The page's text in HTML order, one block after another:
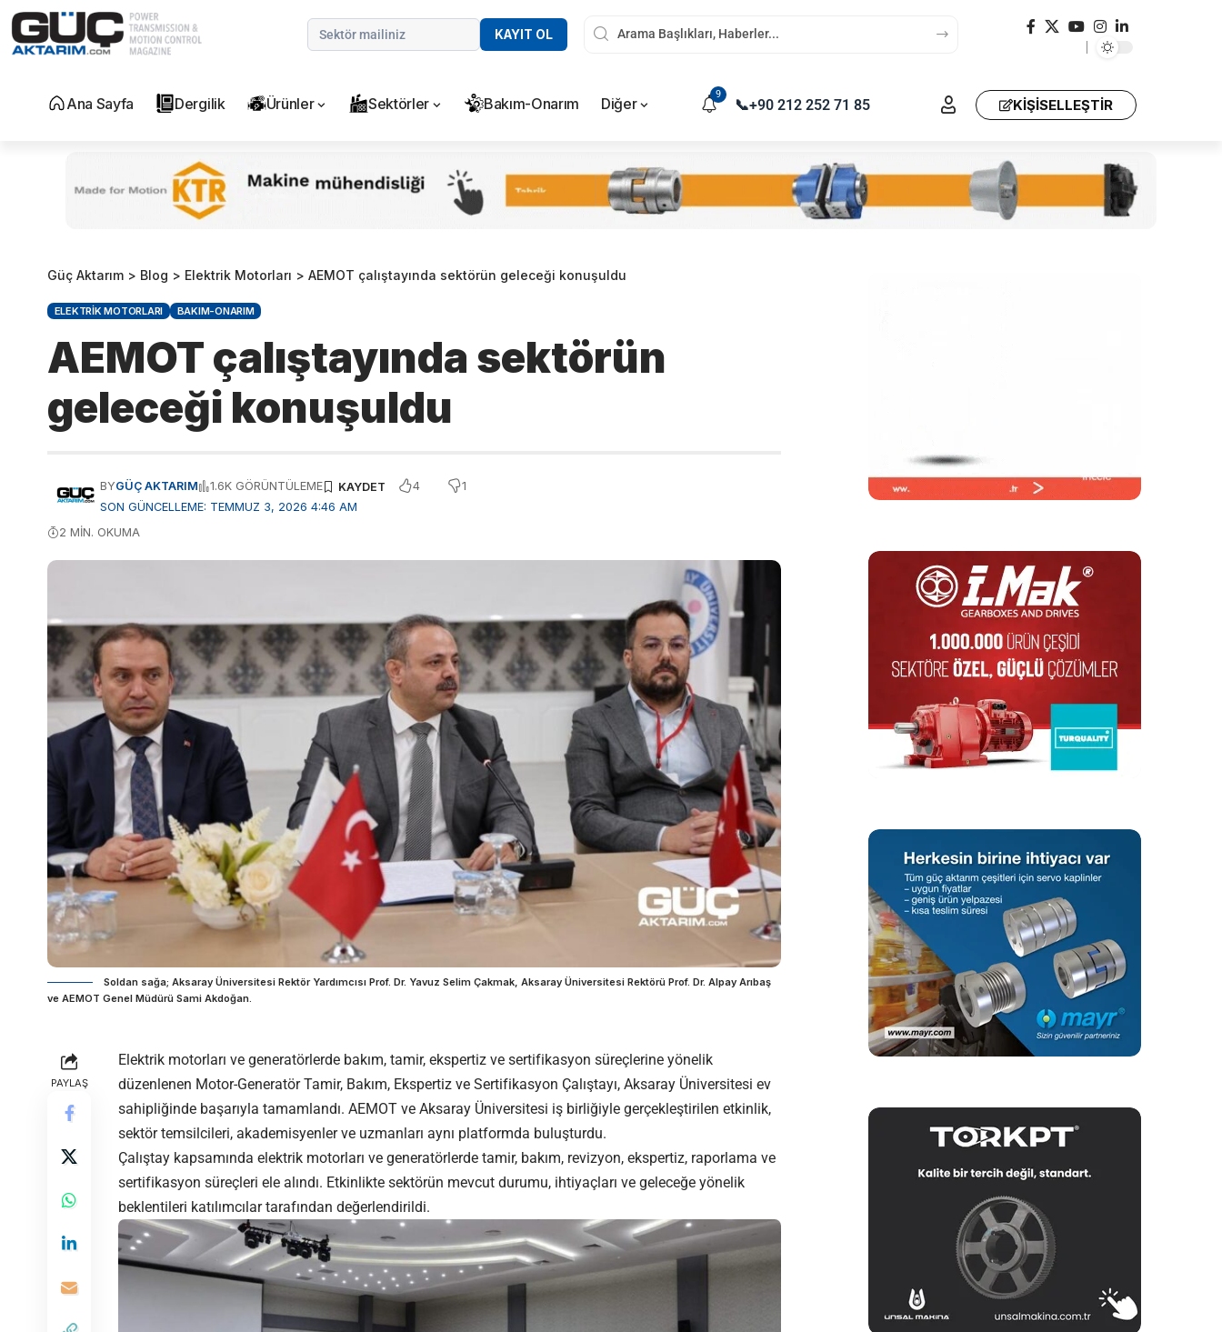
KAYIT OL
Ana Sayfa Dergilik Ürünler Sektörler Bakım-Onarım Diğer
9
📞+90 212 252 71 85 KIŞISELLEŞTIR
Güç Aktarım > Blog > Elektrik Motorları > AEMOT çalıştayında sektörün geleceği konuşuldu
ELEKTRIK MOTORLARI BAKIM-ONARIM
AEMOT çalıştayında sektörün
geleceği konuşuldu
SON GÜNCELLEME: TEMMUZ 3, 2026 4:46 AM
BYGÜÇ AKTARIM 1.6K GÖRÜNTÜLEME 4 1
2 MIN. OKUMA
Soldan sağa; Aksaray Üniversitesi Rektör Yardımcısı Prof. Dr. Yavuz Selim Çakmak, Aksaray Üniversitesi Rektörü Prof. Dr. Alpay Arıbaş
ve AEMOT Genel Müdürü Sami Akdoğan.
PAYLAŞ
Elektrik motorları ve generatörlerde bakım, tamir, ekspertiz ve sertifikasyon süreçlerine yönelik
düzenlenen Motor-Generatör Tamir, Bakım, Ekspertiz ve Sertifikasyon Çalıştayı, Aksaray Üniversitesi ev
sahipliğinde başarıyla tamamlandı. AEMOT ve Aksaray Üniversitesi iş birliğiyle gerçekleştirilen etkinlik,
sektör temsilcileri, akademisyenler ve uzmanları aynı platformda buluşturdu.
Çalıştay kapsamında elektrik motorları ve generatörlerde tamir, bakım, revizyon, ekspertiz, raporlama ve
sertifikasyon süreçleri ele alındı. Etkinlikte sektörün mevcut durumu, ihtiyaçları ve geleceğe yönelik
beklentileri katılımcılar tarafından değerlendirildi.